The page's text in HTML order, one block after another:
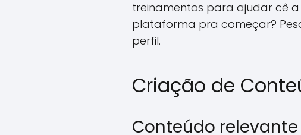
treinamentos para ajudar cê
plataforma pra começar?
perfil.
Criação de
Conteúdo